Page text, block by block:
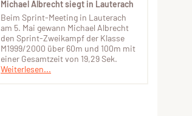
Michael Albrecht siegt in Lauterach
Beim Sprint-Meeting in Lauterach
am 5. Mai gewann Michael Albrecht
den Sprint-Zweikampf der Klasse
M1999/2000 über 60m und 100m mit
einer Gesamtzeit von 19,29 Sek.
Weiterlesen...